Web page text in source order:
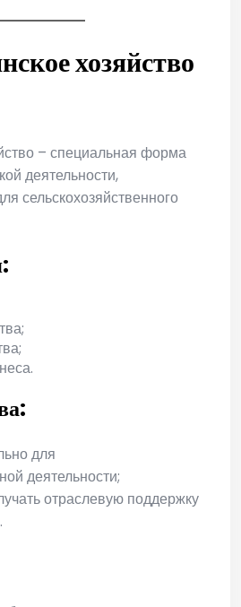
хозяйство
– специальная форма
деятельности,
сельскохозяйственного
для
деятельности;
отраслевую поддержку